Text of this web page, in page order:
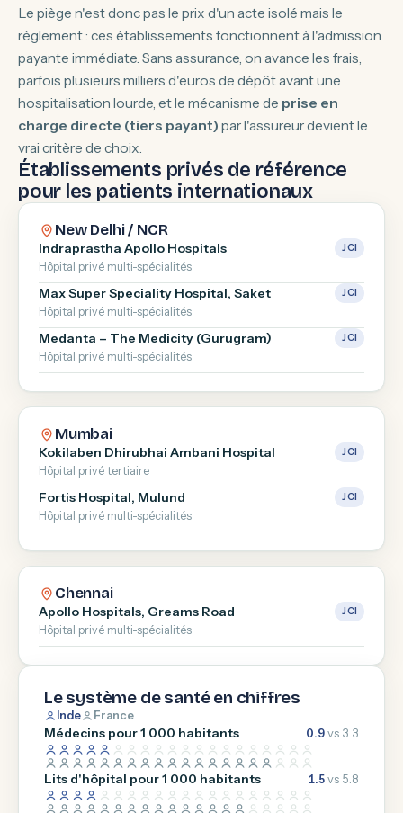
Le piège n'est donc pas le prix d'un acte isolé mais le
règlement : ces établissements fonctionnent à l'admission
payante immédiate. Sans assurance, on avance les frais,
parfois plusieurs milliers d'euros de dépôt avant une
hospitalisation lourde, et le mécanisme de prise en
charge directe (tiers payant) par l'assureur devient le
vrai critère de choix.
Établissements privés de référence
pour les patients internationaux
New Delhi / NCR
Indraprastha Apollo Hospitals JCI
Hôpital privé multi-spécialités
Max Super Speciality Hospital, Saket JCI
Hôpital privé multi-spécialités
Medanta – The Medicity (Gurugram) JCI
Hôpital privé multi-spécialités
Mumbai
Kokilaben Dhirubhai Ambani Hospital JCI
Hôpital privé tertiaire
Fortis Hospital, Mulund JCI
Hôpital privé multi-spécialités
Chennai
Apollo Hospitals, Greams Road JCI
Hôpital privé multi-spécialités
Le système de santé en chiffres
Inde France
Médecins pour 1 000 habitants 0.9vs 3.3
Lits d'hôpital pour 1 000 habitants 1.5vs 5.8